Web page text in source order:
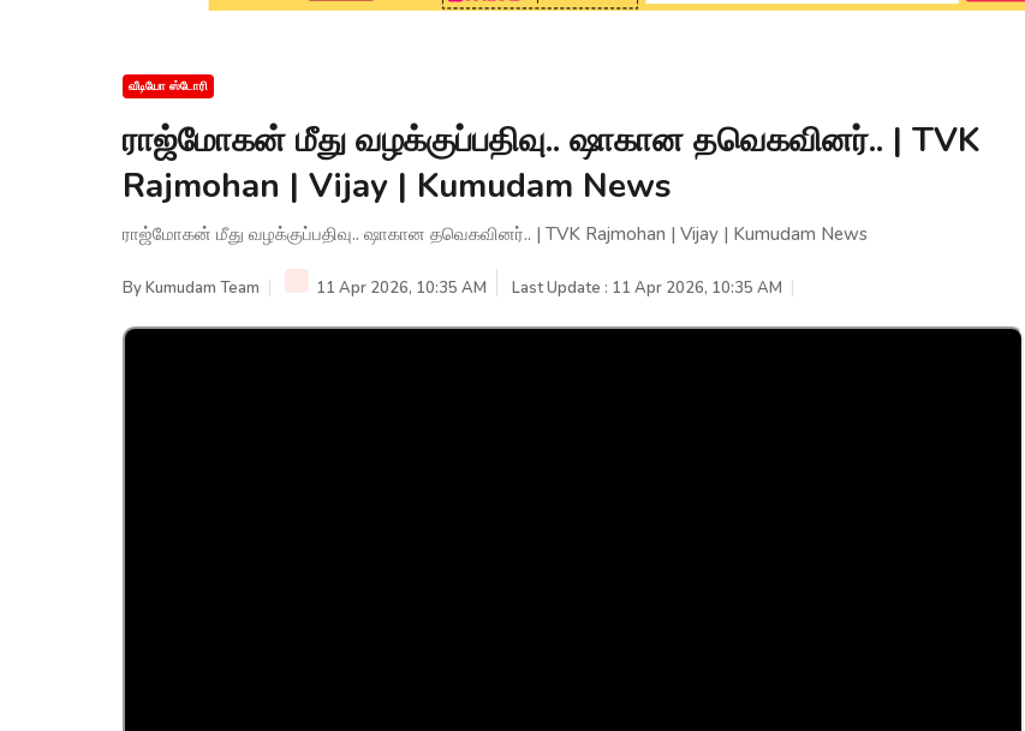
வீடியோ ஸ்டோரி
ராஜ்மோகன் மீது வழக்குப்பதிவு.. ஷாகான தவெகவினர்.. | TVK
Rajmohan | Vijay | Kumudam News
ராஜ்மோகன் மீது வழக்குப்பதிவு.. ஷாகான தவெகவினர்.. | TVK Rajmohan | Vijay | Kumudam News
ByKumudam Team 11 Apr 2026, 10:35 AM Last Update : 11 Apr 2026, 10:35 AM